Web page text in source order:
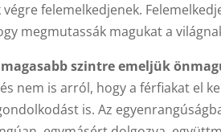
végre felemelkedjenek.
megmutassák magukat a
magasabb szintre emeljük
nem is arról, hogy a férfiakat el
is. Az